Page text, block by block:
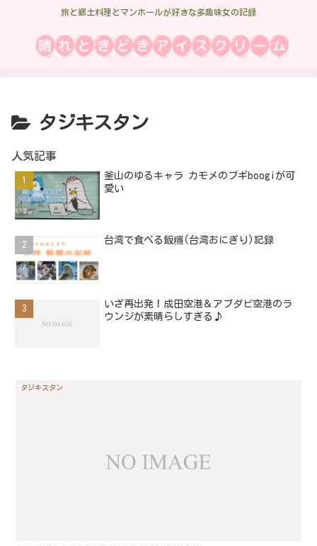
旅と郷土料理とマンホールが好きな多趣味女の記録
タジキスタン
人気記事
釜山のゆるキャラ カモメのブギboogiが可
愛い
台湾で食べる飯糰(台湾おにぎり)記録
いざ再出発！成田空港＆アブダビ空港のラ
ウンジが素晴らしすぎる♪
タジキスタン